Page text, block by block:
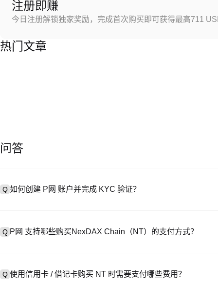
注册即赚
今日注册解锁独家奖励，完成首次购买即可获得最高711
热门文章
问答
Q 如何创建 P网 账户并完成 KYC 验证？
Q P网 支持哪些购买NexDAX Chain（NT）的支付方式？
易，提供定制报价。
Q 使用信用卡 / 借记卡购买 NT 时需要支付哪些费用？